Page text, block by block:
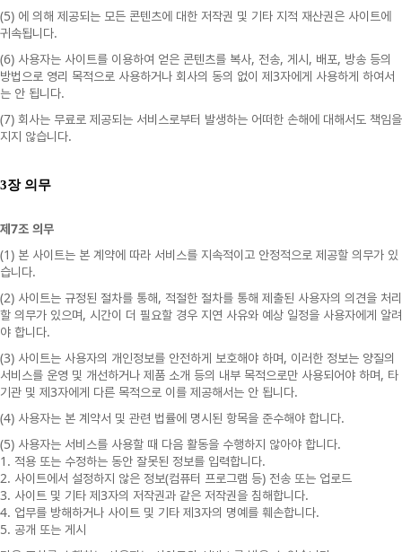
(5) 에 의해 제공되는 모든 콘텐츠에 대한 저작권 및 기타 지적 재산권은 사이트에
귀속됩니다.
(6) 사용자는 사이트를 이용하여 얻은 콘텐츠를 복사, 전송, 게시 , 배포, 방송 등의
방법으로 영리 목적으로 사용하거나 회사의 동의 없이 제 3자에게 사용하게 하여서
는 안 됩니다.
(7) 회사는 무료로 제공되는 서비스로부터 발생하는 어떠한 손해에 대해서도 책임을
지지 않습니다.
3장 의무
제 7조 의무
(1) 본 사이트는 본 계약에 따라 서비스를 지속적이고 안정적으로 제공할 의무가 있
습니다.
(2) 사이트는 규정된 절차를 통해, 적절한 절차를 통해 제출된 사용자의 의견을 처리
할 의무가 있으며, 시간이 더 필요할 경우 지연 사유와 예상 일정을 사용자에게 알려
야 합니다.
(3) 사이트는 사용자의 개인정보를 안전하게 보호해야 하며, 이러한 정보는 양질의
서비스를 운영 및 개선하거나 제품 소개 등의 내부 목적으로만 사용되어야 하며, 타
기관 및 제 3자에게 다른 목적으로 이를 제공해서는 안 됩니다.
(4) 사용자는 본 계약서 및 관련 법률에 명시된 항목을 준수해야 합니다.
(5) 사용자는 서비스를 사용할 때 다음 활동을 수행하지 않아야 합니다.
1. 적용 또는 수정하는 동안 잘못된 정보를 입력합니다.
2. 사이트에서 설정하지 않은 정보(컴퓨터 프로그램 등) 전송 또는 업로드
3. 사이트 및 기타 제 3자의 저작권과 같은 저작권을 침해합니다.
4. 업무를 방해하거나 사이트 및 기타 제 3자의 명예를 훼손합니다.
5. 공개 또는 게시